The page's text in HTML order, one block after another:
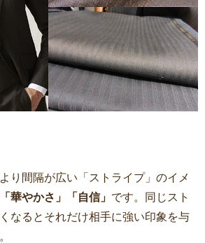
り間隔が広い「ストライプ」のイメ
華やかさ」「自信」 です。同じスト
なるとそれだけ相手に強い印象を与